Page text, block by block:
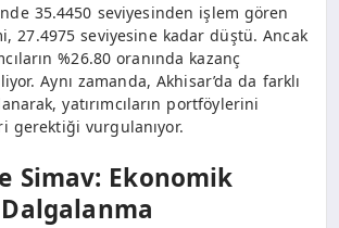
35.4450 seviyesinden işlem gören
27.4975 seviyesine kadar düştü. Ancak
%26.80 oranında kazanç
Aynı zamanda, Akhisar’da da farklı
yatırımcıların portföylerini
gerektiği vurgulanıyor.
Simav: Ekonomik